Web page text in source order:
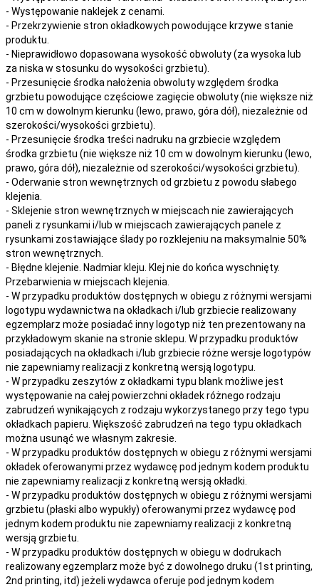
- Występowanie naklejek z cenami.
- Przekrzywienie stron okładkowych powodujące krzywe stanie
produktu.
- Nieprawidłowo dopasowana wysokość obwoluty (za wysoka lub
za niska w stosunku do wysokości grzbietu).
- Przesunięcie środka nałożenia obwoluty względem środka
grzbietu powodujące częściowe zagięcie obwoluty (nie większe niż
10 cm w dowolnym kierunku (lewo, prawo, góra dół), niezależnie od
szerokości/wysokości grzbietu).
- Przesunięcie środka treści nadruku na grzbiecie względem
środka grzbietu (nie większe niż 10 cm w dowolnym kierunku (lewo,
prawo, góra dół), niezależnie od szerokości/wysokości grzbietu).
- Oderwanie stron wewnętrznych od grzbietu z powodu słabego
klejenia.
- Sklejenie stron wewnętrznych w miejscach nie zawierających
paneli z rysunkami i/lub w miejscach zawierających panele z
rysunkami zostawiające ślady po rozklejeniu na maksymalnie 50%
stron wewnętrznych.
- Błędne klejenie. Nadmiar kleju. Klej nie do końca wyschnięty.
Przebarwienia w miejscach klejenia.
- W przypadku produktów dostępnych w obiegu z różnymi wersjami
logotypu wydawnictwa na okładkach i/lub grzbiecie realizowany
egzemplarz może posiadać inny logotyp niż ten prezentowany na
przykładowym skanie na stronie sklepu. W przypadku produktów
posiadających na okładkach i/lub grzbiecie różne wersje logotypów
nie zapewniamy realizacji z konkretną wersją logotypu.
- W przypadku zeszytów z okładkami typu blank możliwe jest
występowanie na całej powierzchni okładek różnego rodzaju
zabrudzeń wynikających z rodzaju wykorzystanego przy tego typu
okładkach papieru. Większość zabrudzeń na tego typu okładkach
można usunąć we własnym zakresie.
- W przypadku produktów dostępnych w obiegu z różnymi wersjami
okładek oferowanymi przez wydawcę pod jednym kodem produktu
nie zapewniamy realizacji z konkretną wersją okładki.
- W przypadku produktów dostępnych w obiegu z różnymi wersjami
grzbietu (płaski albo wypukły) oferowanymi przez wydawcę pod
jednym kodem produktu nie zapewniamy realizacji z konkretną
wersją grzbietu.
- W przypadku produktów dostępnych w obiegu w dodrukach
realizowany egzemplarz może być z dowolnego druku (1st printing,
2nd printing, itd) jeżeli wydawca oferuje pod jednym kodem